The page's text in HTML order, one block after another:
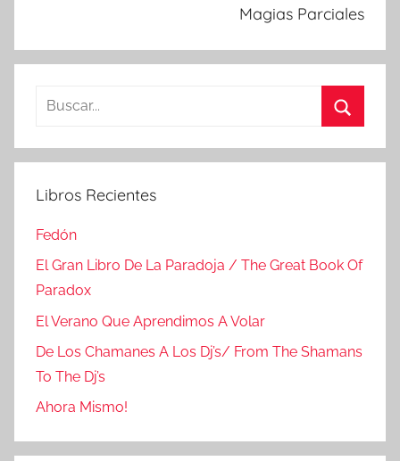
Magias Parciales
Buscar:
Libros Recientes
Fedón
El Gran Libro De La Paradoja / The Great Book Of
Paradox
El Verano Que Aprendimos A Volar
De Los Chamanes A Los Dj’s/ From The Shamans
To The Dj’s
Ahora Mismo!